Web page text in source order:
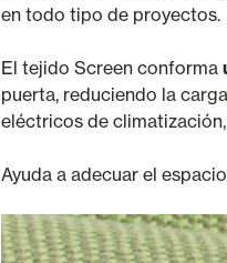
en todo tipo de proyectos.
El tejido Screen conforma
puerta, reduciendo la
eléctricos de
Ayuda a adecuar el